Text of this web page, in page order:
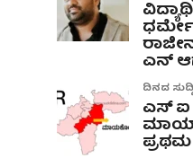
ಎನ್
ದಿನದ ಸುದ್ದಿ
ಎಸ್ ಐ
ಪ್ರಥಮ